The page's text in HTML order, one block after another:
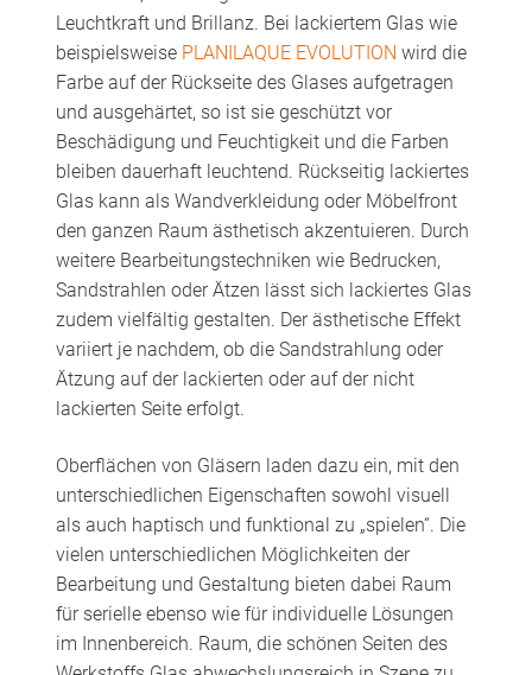
Leuchtkraft und Brillanz. Bei lackiertem Glas wie
beispielsweise PLANILAQUE EVOLUTION wird die
Farbe auf der Rückseite des Glases aufgetragen
und ausgehärtet, so ist sie geschützt vor
Beschädigung und Feuchtigkeit und die Farben
bleiben dauerhaft leuchtend. Rückseitig lackiertes
Glas kann als Wandverkleidung oder Möbelfront
den ganzen Raum ästhetisch akzentuieren. Durch
weitere Bearbeitungstechniken wie Bedrucken,
Sandstrahlen oder Ätzen lässt sich lackiertes Glas
zudem vielfältig gestalten. Der ästhetische Effekt
variiert je nachdem, ob die Sandstrahlung oder
Ätzung auf der lackierten oder auf der nicht
lackierten Seite erfolgt.
Oberflächen von Gläsern laden dazu ein, mit den
unterschiedlichen Eigenschaften sowohl visuell
als auch haptisch und funktional zu „spielen“. Die
vielen unterschiedlichen Möglichkeiten der
Bearbeitung und Gestaltung bieten dabei Raum
für serielle ebenso wie für individuelle Lösungen
im Innenbereich. Raum, die schönen Seiten des